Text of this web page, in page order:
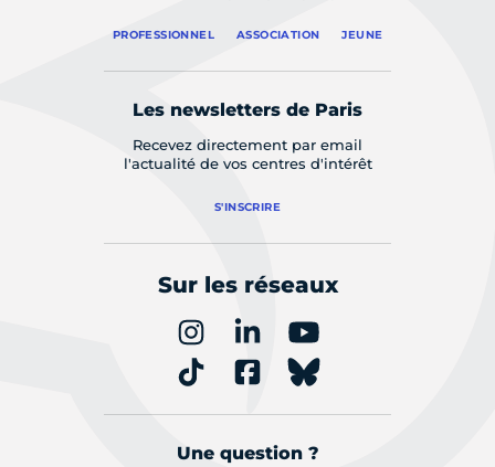
PROFESSIONNEL ASSOCIATION JEUNE
Les newsletters de Paris
Recevez directement par email
l'actualité de vos centres d'intérêt
S'INSCRIRE
Sur les réseaux
Une question ?